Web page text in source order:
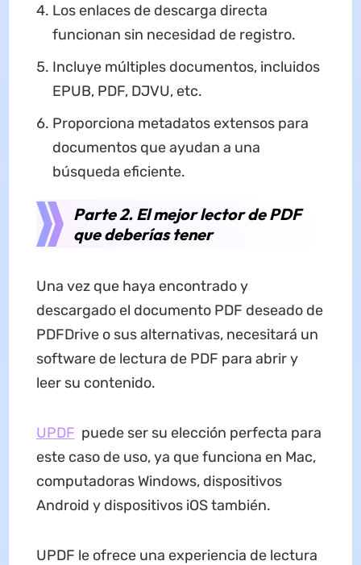
Los enlaces de descarga directa
funcionan sin necesidad de registro.
Incluye múltiples documentos, incluidos
EPUB, PDF, DJVU, etc.
Proporciona metadatos extensos para
documentos que ayudan a una
búsqueda eficiente.
Parte 2. El mejor lector de PDF
que deberías tener
Una vez que haya encontrado y
descargado el documento PDF deseado de
PDFDrive o sus alternativas, necesitará un
software de lectura de PDF para abrir y
leer su contenido.
UPDF puede ser su elección perfecta para
este caso de uso, ya que funciona en Mac,
computadoras Windows, dispositivos
Android y dispositivos iOS también.
UPDF le ofrece una experiencia de lectura